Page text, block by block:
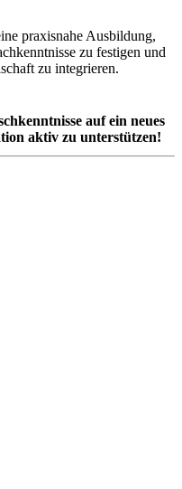
praxisnahe Ausbildung,
zu festigen und
zu integrieren.
auf ein neues
aktiv zu unterstützen!